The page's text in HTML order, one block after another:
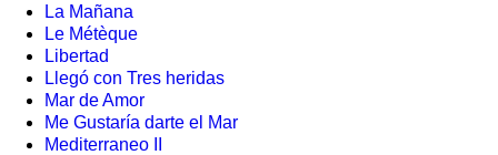
La Mañana
Le Métèque
Libertad
Llegó con Tres heridas
Mar de Amor
Me Gustaría darte el Mar
Mediterraneo II